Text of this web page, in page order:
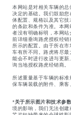
本网站是对相关车辆的
决定的基础。我们鼓励
体配置、规格以及其它
的条款和条件为准。本
者没有明确标明，本网
前详细垂询路虎授权经
所示的配置。由于所在
车有所不同。路虎将尽
能会不时进行改进与更
询当地授权路虎经销商。
所述重量基于车辆的标
保车辆装载的附件、乘客
*关于所示图片和技术参
境的影响，我们无法创